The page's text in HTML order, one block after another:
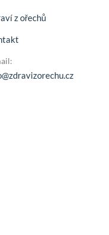
z ořechů